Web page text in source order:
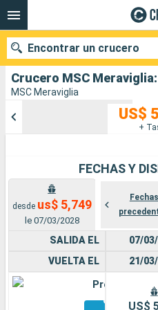
MSC Meraviglia
US$
+
FECHAS Y
desde us$ 5,749
le 07/03/2028
Fechas
SALIDA EL
VUELTA EL
Premium
Otros
07/
21/
US$
Encontrar un crucero
Puertos